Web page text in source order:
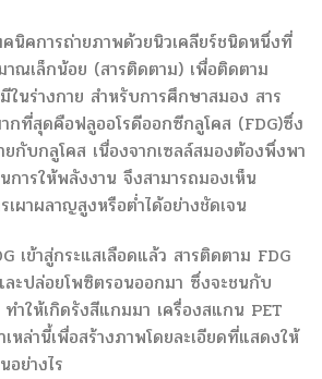
นิคการถ่ายภาพด้วยนิวเคลียร์ชนิดหนึ่งที่
ณเล็กน้อย (สารติดตาม) เพื่อติดตาม
ในร่างกาย สำหรับการศึกษาสมอง สาร
กที่สุดคือฟลูออโรดีออกซีกลูโคส (FDG)ซึ่ง
กับกลูโคส เนื่องจากเซลล์สมองต้องพึ่งพา
การให้พลังงาน จึงสามารถมองเห็น
ผาผลาญสูงหรือต่ำได้อย่างชัดเจน
เข้าสู่กระแสเลือดแล้ว สารติดตาม FDG
ละปล่อยโพซิตรอนออกมา ซึ่งจะชนกับ
ทำให้เกิดรังสีแกมมา เครื่องสแกน PET
หล่านี้เพื่อสร้างภาพโดยละเอียดที่แสดงให้
อย่างไร